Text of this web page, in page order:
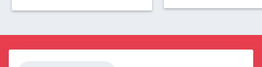
月もお得に決済